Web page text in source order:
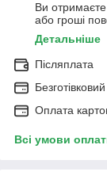
Ви
або гроші
Детальніше
Післяплата
Оплата
Всі умови